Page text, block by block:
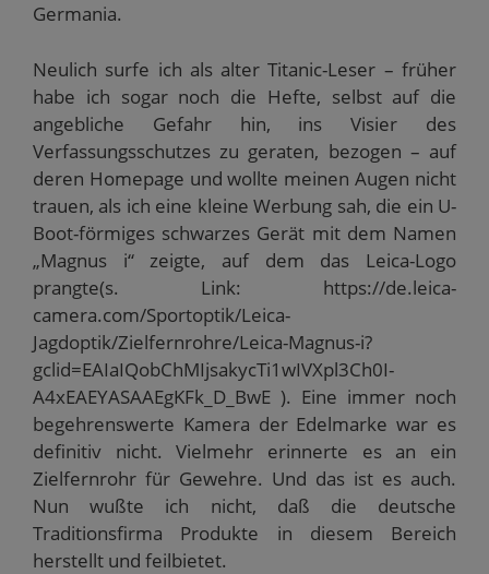
Germania.
Neulich surfe ich als alter Titanic-Leser – früher
habe ich sogar noch die Hefte, selbst auf die
angebliche Gefahr hin, ins Visier des
Verfassungsschutzes zu geraten, bezogen – auf
deren Homepage und wollte meinen Augen nicht
trauen, als ich eine kleine Werbung sah, die ein U-
Boot-förmiges schwarzes Gerät mit dem Namen
„Magnus i“ zeigte, auf dem das Leica-Logo
prangte(s. Link: https://de.leica-
camera.com/Sportoptik/Leica-
Jagdoptik/Zielfernrohre/Leica-Magnus-i?
gclid=EAIaIQobChMIjsakycTi1wIVXpl3Ch0I-
A4xEAEYASAAEgKFk_D_BwE ). Eine immer noch
begehrenswerte Kamera der Edelmarke war es
definitiv nicht. Vielmehr erinnerte es an ein
Zielfernrohr für Gewehre. Und das ist es auch.
Nun wußte ich nicht, daß die deutsche
Traditionsfirma Produkte in diesem Bereich
herstellt und feilbietet.